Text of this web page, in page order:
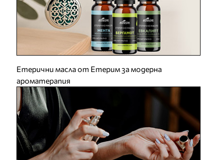
Етерични масла от Етерим за модерна
ароматерапия